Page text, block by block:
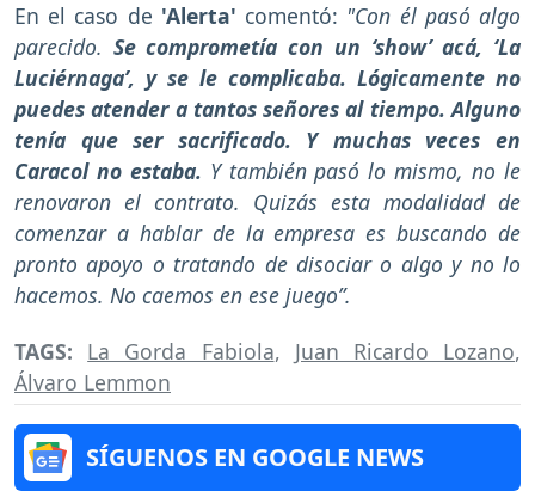
En el caso de 'Alerta' comentó: "Con él pasó algo
parecido. Se comprometía con un ‘show’ acá, ‘La
Luciérnaga’, y se le complicaba. Lógicamente no
puedes atender a tantos señores al tiempo. Alguno
tenía que ser sacrificado. Y muchas veces en
Caracol no estaba. Y también pasó lo mismo, no le
renovaron el contrato. Quizás esta modalidad de
comenzar a hablar de la empresa es buscando de
pronto apoyo o tratando de disociar o algo y no lo
hacemos. No caemos en ese juego”.
TAGS: La Gorda Fabiola, Juan Ricardo Lozano,
Álvaro Lemmon
SÍGUENOS EN GOOGLE NEWS